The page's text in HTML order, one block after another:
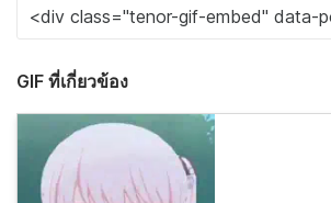
GIF ที่เกี่ยวข้อง